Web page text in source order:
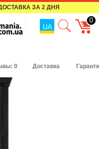
ЗА 2 ДНЯ
UA
0
0 Доставка